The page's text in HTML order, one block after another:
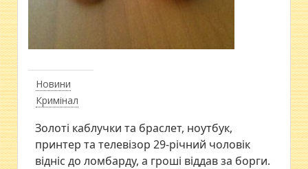
Новини
Кримінал
Золоті каблучки та браслет, ноутбук,
принтер та телевізор 29-річний чоловік
відніс до ломбарду, а гроші віддав за борги.